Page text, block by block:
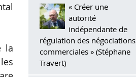
la
« Créer une
autorité
indépendante de
régulation des négociations
commerciales » (Stéphane
Travert)